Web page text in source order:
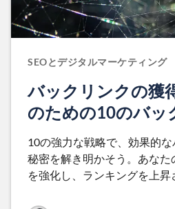
SEOとデジタルマーケティング
バックリンクの獲
のための10のバッ
10の強力な戦略で、効果的
秘密を解き明かそう。あなた
を強化し、ランキングを上昇